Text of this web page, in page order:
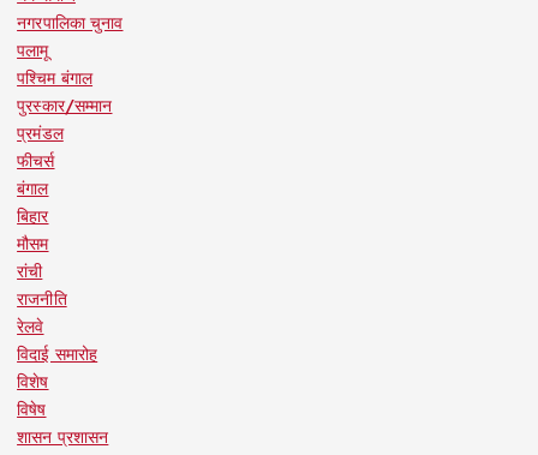
नगरपालिका चुनाव
पलामू
पश्चिम बंगाल
पुरस्कार/सम्मान
प्रमंडल
फीचर्स
बंगाल
बिहार
मौसम
रांची
राजनीति
रेलवे
विदाई समारोह
विशेष
विषेष
शासन प्रशासन